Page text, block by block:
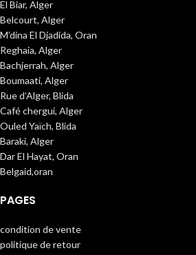
El Biar, Alger
Belcourt, Alger
M’dina El Djadida, Oran
Reghaia, Alger
Bachjerrah, Alger
Boumaati, Alger
Rue d’Alger, Blida
Café chergui, Alger
Ouled Yaïch, Blida
Baraki, Alger
Dar El Hayat, Oran
Belgaid,oran
PAGES
condition de vente
politique de retour